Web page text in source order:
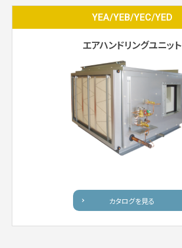
YEA/YEB/YEC/YED
エアハンドリングユニット
カタログを見る